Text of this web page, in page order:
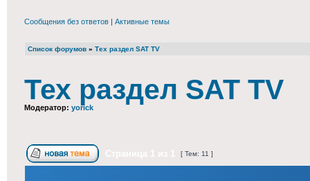
Сообщения без ответов | Активные темы
Список форумов » Тех раздел SAT TV
Тех раздел SAT TV
Модератор: yorick
[ Тем: 11 ]